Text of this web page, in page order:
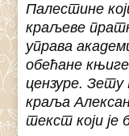
Палестине
краљеве
управа
обећане
цензуре. Зету
краља
текст који је